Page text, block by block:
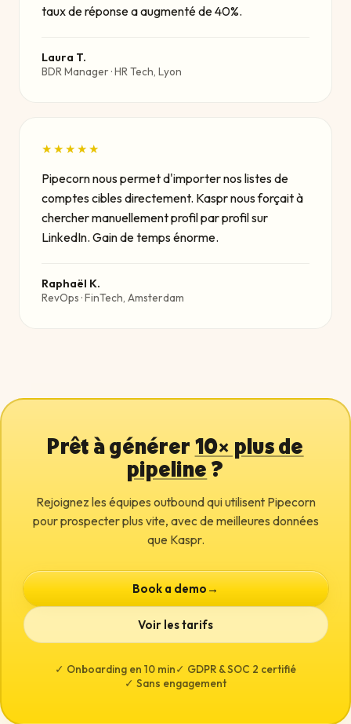
taux de réponse a augmenté de 40%.
Laura T.
BDR Manager · HR Tech, Lyon
★★★★★
Pipecorn nous permet d'importer nos listes de
comptes cibles directement. Kaspr nous forçait à
chercher manuellement profil par profil sur
LinkedIn. Gain de temps énorme.
Raphaël K.
RevOps · FinTech, Amsterdam
Prêt à générer10× plus de
pipeline?
Rejoignez les équipes outbound qui utilisent Pipecorn
pour prospecter plus vite, avec de meilleures données
que Kaspr.
Book a demo→
Voir les tarifs
✓ Onboarding en 10 min✓ GDPR & SOC 2 certifié
✓ Sans engagement